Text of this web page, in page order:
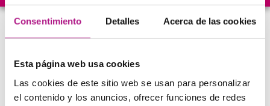
Consentimiento Detalles Acerca de las cookies
Esta página web usa cookies
Las cookies de este sitio web se usan para personalizar
el contenido y los anuncios, ofrecer funciones de redes
Método orientado en la
Con nuestro método
excusaspara hablar inglés desde el minuto cero.